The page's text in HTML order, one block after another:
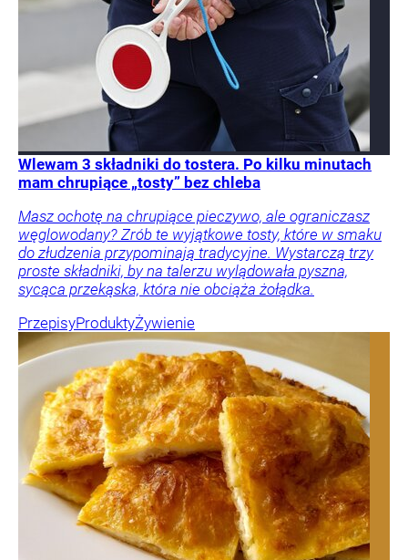
Wlewam 3 składniki do tostera. Po kilku minutach
mam chrupiące „tosty” bez chleba
Masz ochotę na chrupiące pieczywo, ale ograniczasz
węglowodany? Zrób te wyjątkowe tosty, które w smaku
do złudzenia przypominają tradycyjne. Wystarczą trzy
proste składniki, by na talerzu wylądowała pyszna,
sycąca przekąska, która nie obciąża żołądka.
PrzepisyProduktyŻywienie